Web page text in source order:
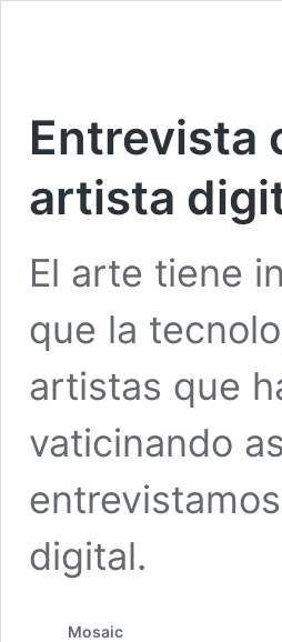
Entrevista
artista
El arte tiene
que la
artistas que
vaticinando
digital.
Mosaic